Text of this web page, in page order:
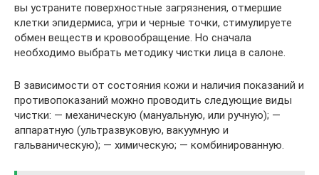
вы устраните поверхностные загрязнения, отмершие
клетки эпидермиса, угри и черные точки, стимулируете
обмен веществ и кровообращение. Но сначала
необходимо выбрать методику чистки лица в салоне.
В зависимости от состояния кожи и наличия показаний и
противопоказаний можно проводить следующие виды
чистки: — механическую (мануальную, или ручную); —
аппаратную (ультразвуковую, вакуумную и
гальваническую); — химическую; — комбинированную.